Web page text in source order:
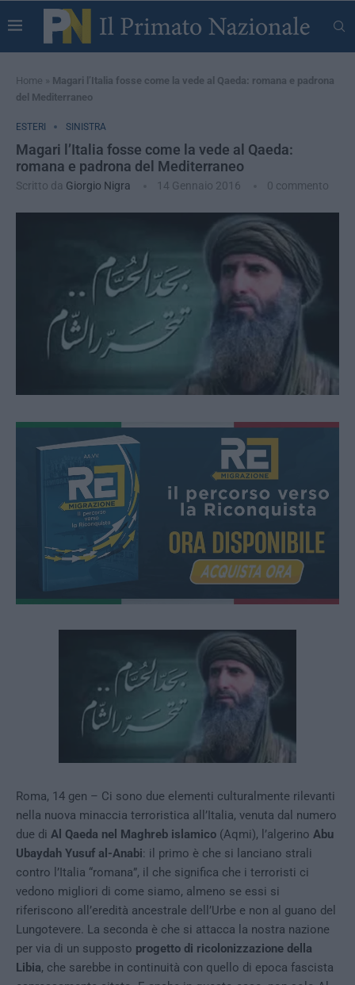
Home » Magari l’Italia fosse come la vede al Qaeda: romana e padrona
del Mediterraneo
ESTERI SINISTRA
Magari l’Italia fosse come la vede al Qaeda:
romana e padrona del Mediterraneo
Scritto da Giorgio Nigra 14 Gennaio 2016 0 commento
Roma, 14 gen – Ci sono due elementi culturalmente rilevanti
nella nuova minaccia terroristica all’Italia, venuta dal numero
due di Al Qaeda nel Maghreb islamico (Aqmi), l’algerino Abu
Ubaydah Yusuf al-Anabi: il primo è che si lanciano strali
contro l’Italia “romana”, il che significa che i terroristi ci
vedono migliori di come siamo, almeno se essi si
riferiscono all’eredità ancestrale dell’Urbe e non al guano del
Lungotevere. La seconda è che si attacca la nostra nazione
per via di un supposto progetto di ricolonizzazione della
Libia, che sarebbe in continuità con quello di epoca fascista